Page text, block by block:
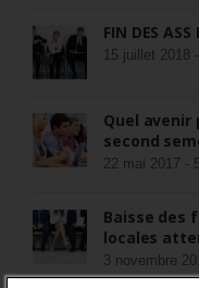
FIN DES ASS
15 juillet 2018 -
Quel avenir
second
22 mai 2017 -
Baisse des
locales
3 novembre